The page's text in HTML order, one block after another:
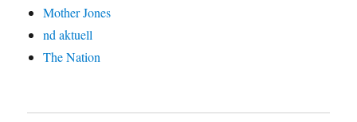
Mother Jones
nd aktuell
The Nation